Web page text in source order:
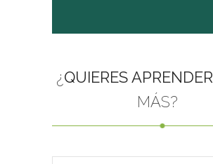
¿QUIERES APRENDER
MÁS?